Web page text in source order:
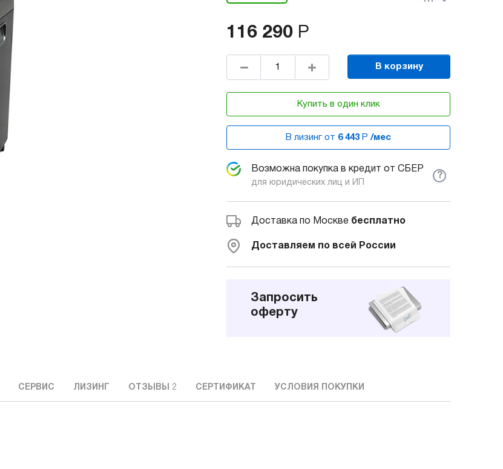
116 290 Р
В корзину
Купить в один клик
В лизинг от 6 443 Р /мес
Возможна покупка в кредит от СБЕР
для юридических лиц и ИП
?
Доставка по Москве бесплатно
Доставляем по всей России
Запросить
оферту
СЕРВИС ЛИЗИНГ ОТЗЫВЫ 2 СЕРТИФИКАТ УСЛОВИЯ ПОКУПКИ